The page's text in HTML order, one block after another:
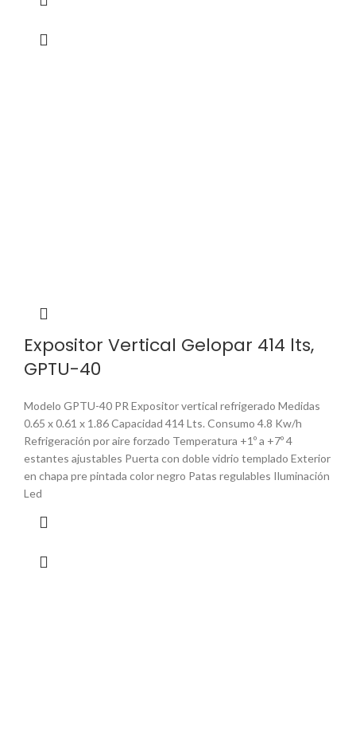
Expositor Vertical Gelopar 414 lts,
GPTU-40
Modelo GPTU-40 PR Expositor vertical refrigerado Medidas
0.65 x 0.61 x 1.86 Capacidad 414 Lts. Consumo 4.8 Kw/h
Refrigeración por aire forzado Temperatura +1º a +7º 4
estantes ajustables Puerta con doble vidrio templado Exterior
en chapa pre pintada color negro Patas regulables Iluminación
Led